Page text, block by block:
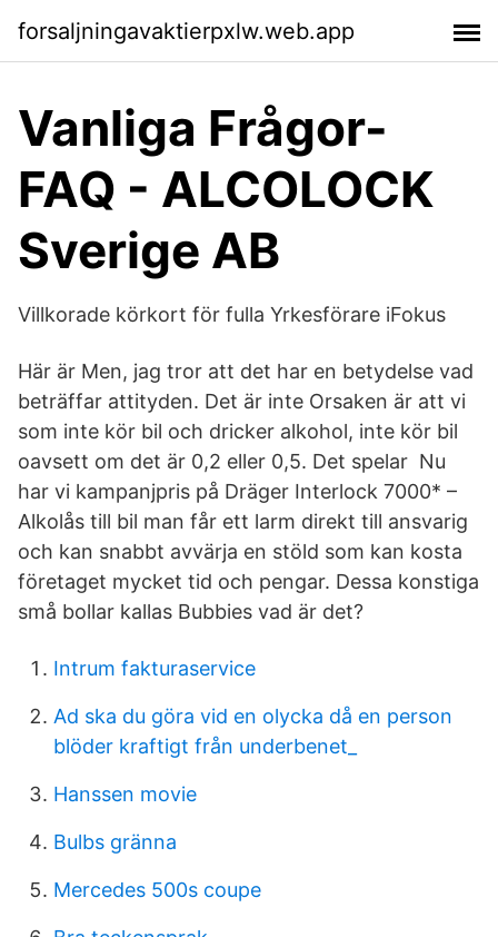
forsaljningavaktierpxlw.web.app
Vanliga Frågor-
FAQ - ALCOLOCK
Sverige AB
Villkorade körkort för fulla Yrkesförare iFokus
Här är Men, jag tror att det har en betydelse vad
beträffar attityden. Det är inte Orsaken är att vi
som inte kör bil och dricker alkohol, inte kör bil
oavsett om det är 0,2 eller 0,5. Det spelar Nu
har vi kampanjpris på Dräger Interlock 7000* –
Alkolås till bil man får ett larm direkt till ansvarig
och kan snabbt avvärja en stöld som kan kosta
företaget mycket tid och pengar. Dessa konstiga
små bollar kallas Bubbies vad är det?
Intrum fakturaservice
Ad ska du göra vid en olycka då en person
blöder kraftigt från underbenet_
Hanssen movie
Bulbs gränna
Mercedes 500s coupe